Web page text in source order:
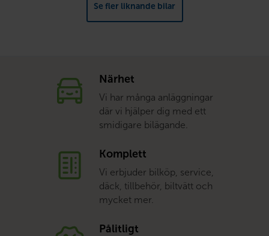
Se fler liknande bilar
Närhet
Vi har många anläggningar
där vi hjälper dig med ett
smidigare bilägande.
Komplett
Vi erbjuder bilköp, service,
däck, tillbehör, biltvätt och
mycket mer.
Pålitligt